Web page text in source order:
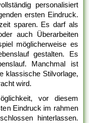
personalisiert
ersten Eindruck.
sparen. Es darf als
auch Überarbeiten
möglicherweise es
gestalten. Es
Manchmal ist
klassische Stilvorlage,
wird.
vor diesem
Eindruck im rahmen
hinterlassen.